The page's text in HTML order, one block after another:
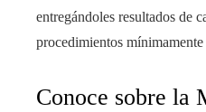
entregándoles resultados de
procedimientos
Conoce sobre la